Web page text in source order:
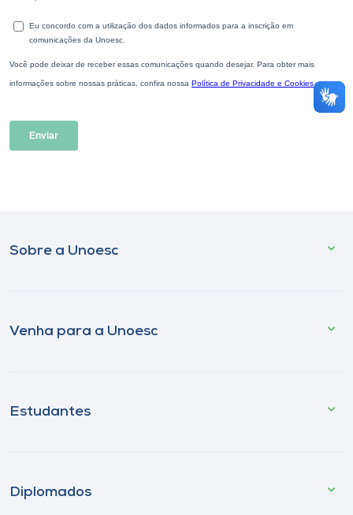
Sobre a Unoesc
Venha para a Unoesc
Estudantes
Diplomados